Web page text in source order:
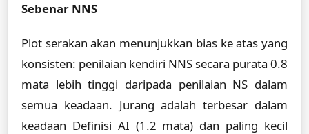
Sebenar NNS
Plot serakan akan menunjukkan bias ke atas yang
konsisten: penilaian kendiri NNS secara purata 0.8
mata lebih tinggi daripada penilaian NS dalam
semua keadaan. Jurang adalah terbesar dalam
keadaan Definisi AI (1.2 mata) dan paling kecil